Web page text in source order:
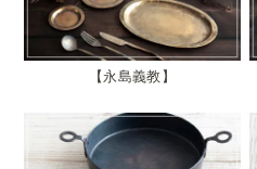
永島義教